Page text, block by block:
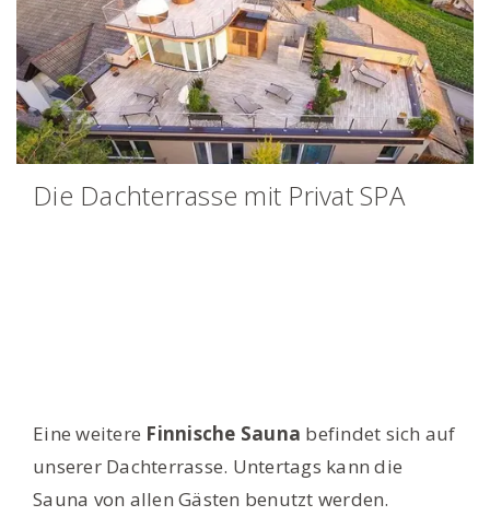
Die Dachterrasse mit Privat SPA
Eine weitere Finnische Sauna befindet sich auf
unserer Dachterrasse. Untertags kann die
Sauna von allen Gästen benutzt werden.